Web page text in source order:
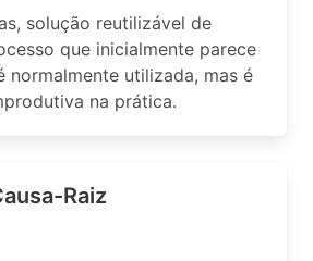
solução reutilizável de
que inicialmente parece
normalmente utilizada, mas é
na prática.
Raiz